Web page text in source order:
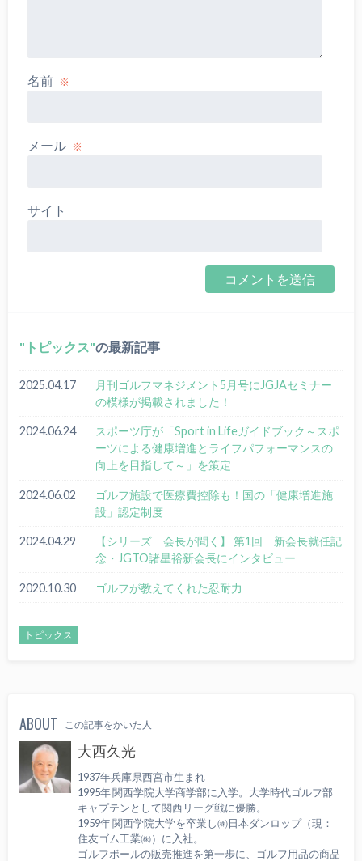
名前 ※
メール ※
サイト
トピックス の最新記事
2025.04.17
月刊ゴルフマネジメント5月号にJGJAセミナー
の模様が掲載されました！
2024.06.24
スポーツ庁が「Sport in Lifeガイドブック～スポ
ーツによる健康増進とライフパフォーマンスの
向上を目指して～」を策定
2024.06.02
ゴルフ施設で医療費控除も！国の「健康増進施
設」認定制度
2024.04.29
【シリーズ 会長が聞く】 第1回 新会長就任記
念・JGTO諸星裕新会長にインタビュー
2020.10.30 ゴルフが教えてくれた忍耐力
トピックス
ABOUT この記事をかいた人
大西久光
1937年兵庫県西宮市生まれ
1995年 関西学院大学商学部に入学。大学時代ゴルフ部
キャプテンとして関西リーグ戦に優勝。
1959年 関西学院大学を卒業し㈱日本ダンロップ（現：
住友ゴム工業㈱）に入社。
ゴルフボールの販売推進を第一歩に、ゴルフ用品の商品